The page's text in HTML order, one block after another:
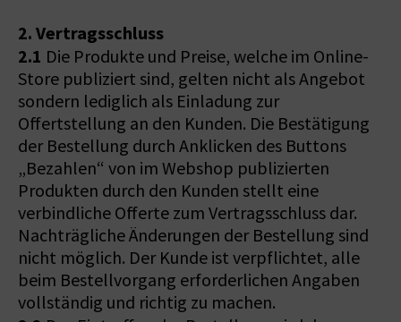
2. Vertragsschluss
2.1 Die Produkte und Preise, welche im Online-
Store publiziert sind, gelten nicht als Angebot
sondern lediglich als Einladung zur
Offertstellung an den Kunden. Die Bestätigung
der Bestellung durch Anklicken des Buttons
„Bezahlen“ von im Webshop publizierten
Produkten durch den Kunden stellt eine
verbindliche Offerte zum Vertragsschluss dar.
Nachträgliche Änderungen der Bestellung sind
nicht möglich. Der Kunde ist verpflichtet, alle
beim Bestellvorgang erforderlichen Angaben
vollständig und richtig zu machen.